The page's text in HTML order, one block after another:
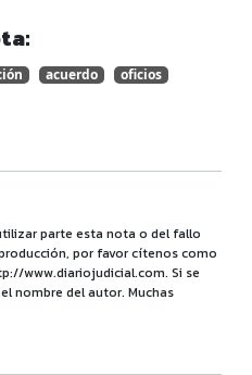
acuerdo
oficios
parte esta nota o del fallo
por favor cítenos como
www.diariojudicial.com. Si se
nombre del autor. Muchas